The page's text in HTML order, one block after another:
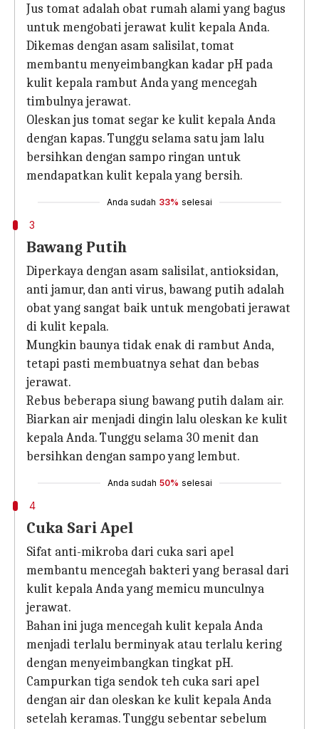
Jus tomat adalah obat rumah alami yang bagus
untuk mengobati jerawat kulit kepala Anda.
Dikemas dengan asam salisilat, tomat
membantu menyeimbangkan kadar pH pada
kulit kepala rambut Anda yang mencegah
timbulnya jerawat.
Oleskan jus tomat segar ke kulit kepala Anda
dengan kapas. Tunggu selama satu jam lalu
bersihkan dengan sampo ringan untuk
mendapatkan kulit kepala yang bersih.
Anda sudah 33% selesai
3
Bawang Putih
Diperkaya dengan asam salisilat, antioksidan,
anti jamur, dan anti virus, bawang putih adalah
obat yang sangat baik untuk mengobati jerawat
di kulit kepala.
Mungkin baunya tidak enak di rambut Anda,
tetapi pasti membuatnya sehat dan bebas
jerawat.
Rebus beberapa siung bawang putih dalam air.
Biarkan air menjadi dingin lalu oleskan ke kulit
kepala Anda. Tunggu selama 30 menit dan
bersihkan dengan sampo yang lembut.
Anda sudah 50% selesai
4
Cuka Sari Apel
Sifat anti-mikroba dari cuka sari apel
membantu mencegah bakteri yang berasal dari
kulit kepala Anda yang memicu munculnya
jerawat.
Bahan ini juga mencegah kulit kepala Anda
menjadi terlalu berminyak atau terlalu kering
dengan menyeimbangkan tingkat pH.
Campurkan tiga sendok teh cuka sari apel
dengan air dan oleskan ke kulit kepala Anda
setelah keramas. Tunggu sebentar sebelum